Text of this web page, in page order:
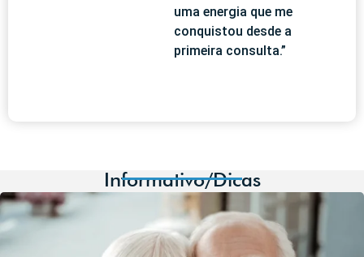
uma energia que me
conquistou desde a
primeira consulta.”
Informativo/Dicas